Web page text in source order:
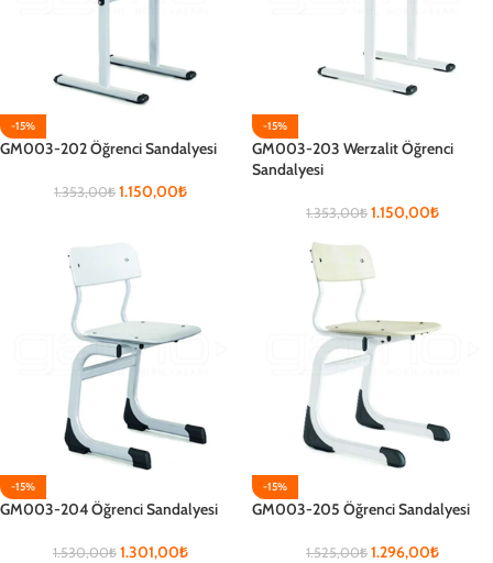
-15%
GM003-202 Öğrenci Sandalyesi
1.353,00₺ 1.150,00₺
-15%
GM003-203 Werzalit Öğrenci
Sandalyesi
1.353,00₺ 1.150,00₺
-15%
GM003-204 Öğrenci Sandalyesi
1.530,00₺ 1.301,00₺
-15%
GM003-205 Öğrenci Sandalyesi
1.525,00₺ 1.296,00₺